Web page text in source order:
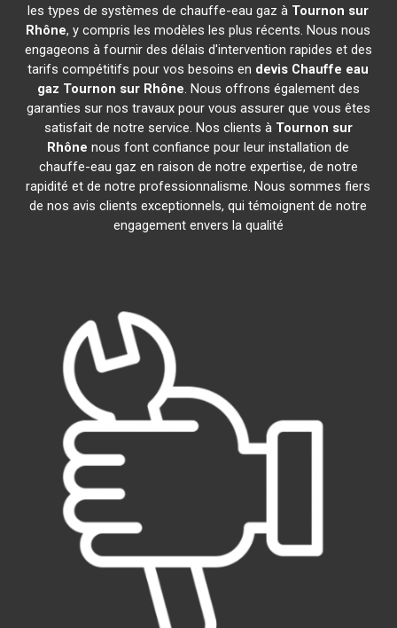
les types de systèmes de chauffe-eau gaz à Tournon sur
Rhône, y compris les modèles les plus récents. Nous nous
engageons à fournir des délais d'intervention rapides et des
tarifs compétitifs pour vos besoins en devis Chauffe eau
gaz Tournon sur Rhône. Nous offrons également des
garanties sur nos travaux pour vous assurer que vous êtes
satisfait de notre service. Nos clients à Tournon sur
Rhône nous font confiance pour leur installation de
chauffe-eau gaz en raison de notre expertise, de notre
rapidité et de notre professionnalisme. Nous sommes fiers
de nos avis clients exceptionnels, qui témoignent de notre
engagement envers la qualité